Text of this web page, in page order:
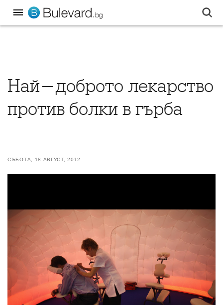
Най-доброто лекарство
против болки в гърба
СЪБОТА, 18 АВГУСТ, 2012